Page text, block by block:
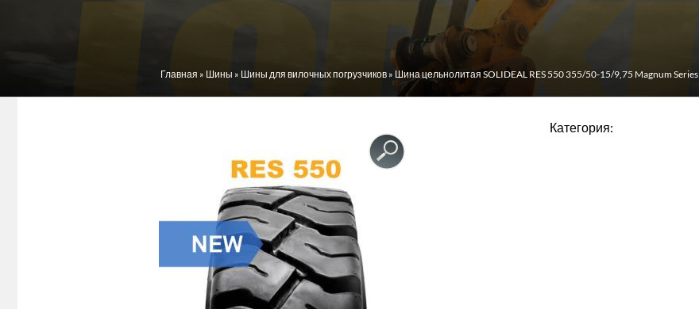
Вы здесь
Главная » Шины » Шины для вилочных погрузчиков » Шина цельнолитая SOLIDEAL RES 550 355/50-15/9,75 Magnum Series
Категория: